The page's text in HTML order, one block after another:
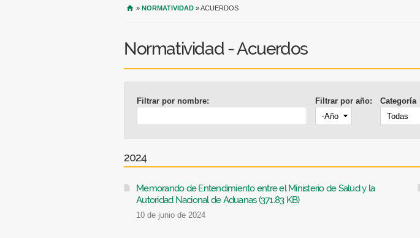
USTED SE ENCUENTRA AQUÍ
» NORMATIVIDAD » ACUERDOS
Normatividad - Acuerdos
Filtrar por nombre:
Filtrar por año:
Año
Categoría
2024
Memorando de Entendimiento entre el Ministerio de Salud y la
Autoridad Nacional de Aduanas (371.83 KB)
10 de junio de 2024